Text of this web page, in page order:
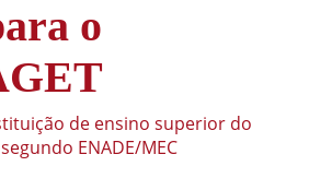
o
de ensino superior do
ENADE/MEC